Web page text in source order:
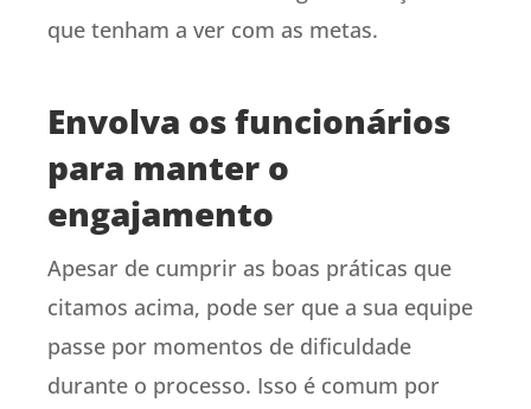
que tenham a ver com as metas.
Envolva os funcionários
para manter o
engajamento
Apesar de cumprir as boas práticas que
citamos acima, pode ser que a sua equipe
passe por momentos de dificuldade
durante o processo. Isso é comum por